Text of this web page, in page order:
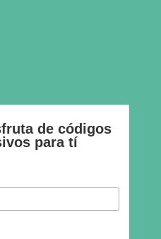
de códigos
para tí